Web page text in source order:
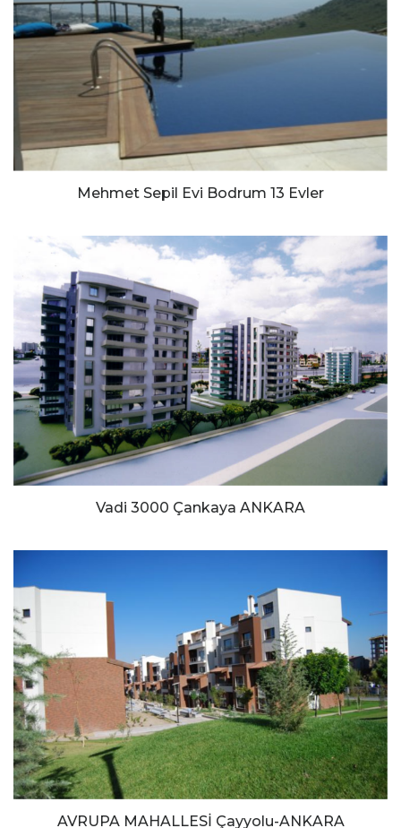
Mehmet Sepil Evi Bodrum 13 Evler
Vadi 3000 Çankaya ANKARA
AVRUPA MAHALLESİ Çayyolu-ANKARA